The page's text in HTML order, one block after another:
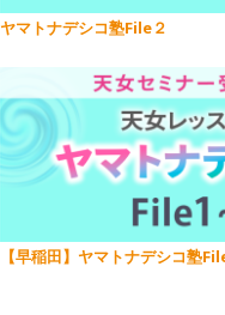
ヤマトナデシコ塾File２
【早稲田】ヤマトナデシコ塾